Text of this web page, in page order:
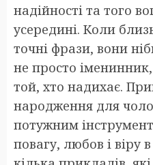
надійності та того
усередині. Коли
точні фрази, вони
не просто
той, хто надихає.
народження для
потужним
повагу, любов і віру